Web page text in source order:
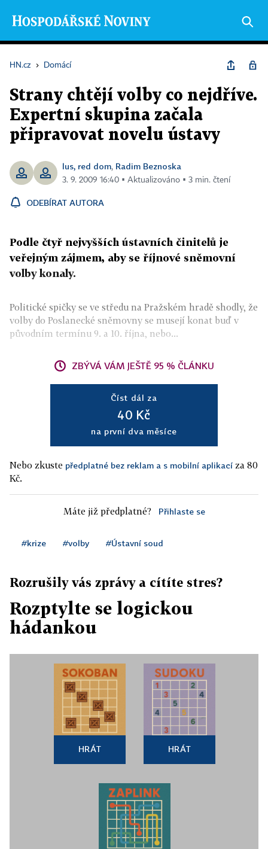
HN.cz › Domácí
Strany chtějí volby co nejdříve.
Expertní skupina začala
připravovat novelu ústavy
lus, red dom, Radim Beznoska
3. 9. 2009 16:40 ▪ Aktualizováno ▪ 3 min. čtení
ODEBÍRAT AUTORA
Podle čtyř nejvyšších ústavních činitelů je
veřejným zájmem, aby se říjnové sněmovní
volby konaly.
Politické spičky se ve středu na Pražském hradě shodly, že
volby do Poslanecké sněmovny se musejí konat buď v
původním termínu 9. a 10. října, nebo...
ZBÝVÁ VÁM JEŠTĚ 95 % ČLÁNKU
Číst dál za
40 Kč
na první dva měsíce
Nebo zkuste předplatné bez reklam a s mobilní aplikací za 80
Kč.
Máte již předplatné? Přihlaste se
#krize #volby #Ústavní soud
Rozrušily vás zprávy a cítíte stres?
Rozptylte se logickou
hádankou
HRÁT HRÁT